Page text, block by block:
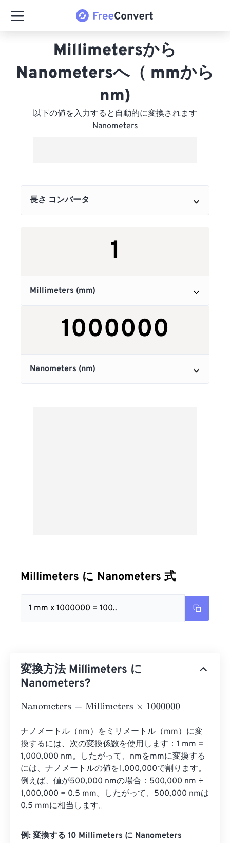
Millimetersから
Nanometersへ（ mmから
nm)
以下の値を入力すると自動的に変換されます
Nanometers
Millimeters に Nanometers 式
1 mm x 1000000 = 100..
変換方法 Millimeters に
Nanometers?
Nanometers= Millimeters×1000000
ナノメートル（nm）をミリメートル（mm）に変
換するには、次の変換係数を使用します：1 mm =
1,000,000 nm。したがって、nmをmmに変換する
には、ナノメートルの値を1,000,000で割ります。
例えば、値が500,000 nmの場合：500,000 nm ÷
1,000,000 = 0.5 mm。したがって、500,000 nmは
0.5 mmに相当します。
例: 変換する 10 Millimeters に Nanometers